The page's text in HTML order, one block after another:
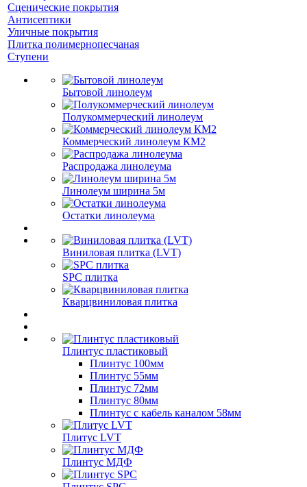
Сценические покрытия
Антисептики
Уличные покрытия
Плитка полимернопесчаная
Ступени
Бытовой линолеум
Полукоммерческий линолеум
Коммерческий линолеум КМ2
Распродажа линолеума
Линолеум ширина 5м
Остатки линолеума
Виниловая плитка (LVT)
SPC плитка
Кварцвиниловая плитка
Плинтус пластиковый
Плинтус 100мм
Плинтус 55мм
Плинтус 72мм
Плинтус 80мм
Плинтус с кабель каналом 58мм
Плитус LVT
Плинтус МДФ